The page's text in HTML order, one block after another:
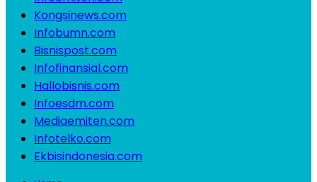
Kongsinews.com
Infobumn.com
Bisnispost.com
Infofinansial.com
Hallobisnis.com
Infoesdm.com
Mediaemiten.com
Infotelko.com
Ekbisindonesia.com